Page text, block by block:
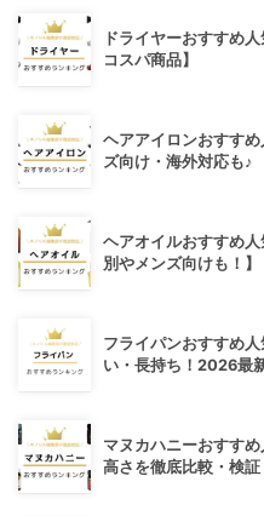
ドライヤーおすすめ
コスパ商品】
ヘアアイロンおすす
ズ向け・海外対応も♪
ヘアオイルおすすめ
別やメンズ向けも！】
フライパンおすすめ
い・長持ち！2026最新
マヌカハニーおすす
高さを徹底比較・検証